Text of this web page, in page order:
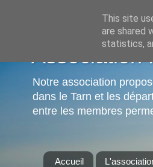
Association
Notre association
dans le Tarn et les
entre les membres
Accueil
This site
are shared
statistics,